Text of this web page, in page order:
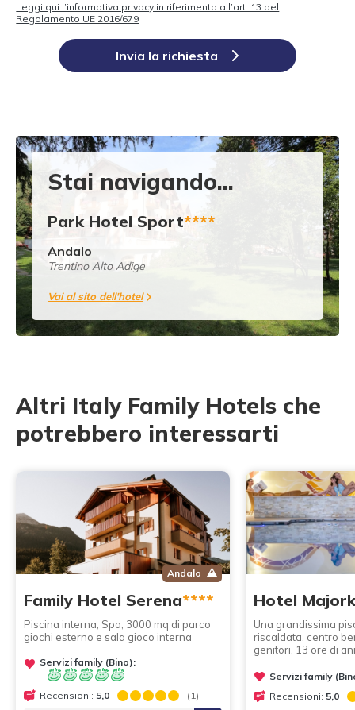
Leggi qui l’informativa privacy in riferimento all’art. 13 del
Regolamento UE 2016/679
Invia la richiesta
Stai navigando...
Park Hotel Sport****
Andalo
Trentino Alto Adige
Vai al sito dell'hotel
Altri Italy Family Hotels che
potrebbero interessarti
Andalo
Family Hotel Serena****
Piscina interna, Spa, 3000 mq di parco
giochi esterno e sala gioco interna
Servizi family (Bino):
Recensioni: 5,0 (1)
Hotel
Una grandissima
riscaldata, centro
genitori, 13 ore di
Servizi family
Recensioni: 5,0